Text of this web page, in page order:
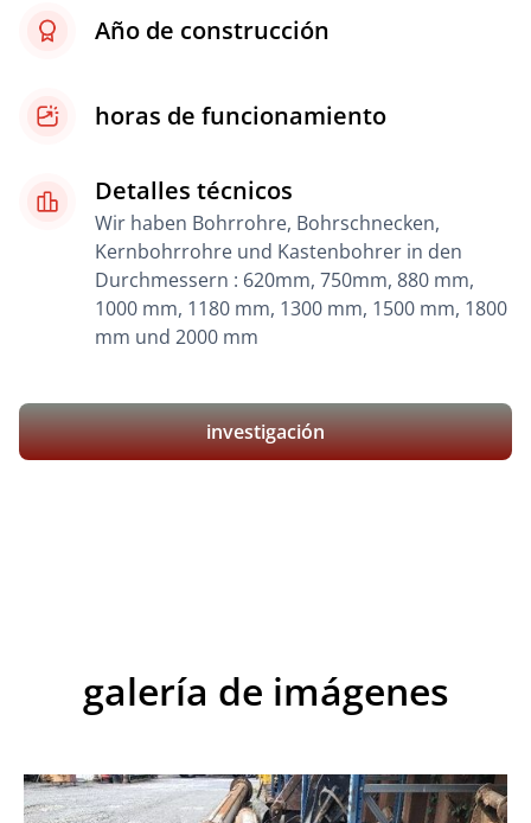
Año de construcción
horas de funcionamiento
Detalles técnicos
Wir haben Bohrrohre, Bohrschnecken,
Kernbohrrohre und Kastenbohrer in den
Durchmessern : 620mm, 750mm, 880 mm,
1000 mm, 1180 mm, 1300 mm, 1500 mm, 1800
mm und 2000 mm
investigación
galería de imágenes